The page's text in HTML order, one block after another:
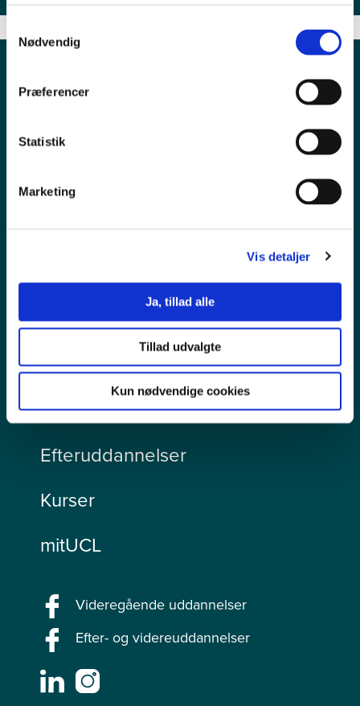
Nødvendig
Præferencer
Statistik
Marketing
Vis detaljer
Ja, tillad alle
Tillad udvalgte
Kun nødvendige cookies
Persondata
Tilgængelighedserklæring
Videregående uddannelser
Efteruddannelser
Kurser
mitUCL
Videregående uddannelser
Efter- og videreuddannelser